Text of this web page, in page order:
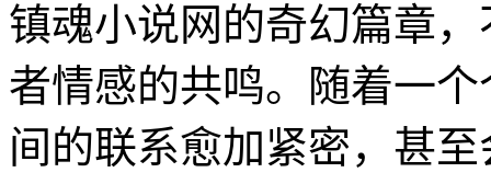
镇魂小说网的奇幻篇章
者情感的共鸣。随着一
间的联系愈加紧密，甚